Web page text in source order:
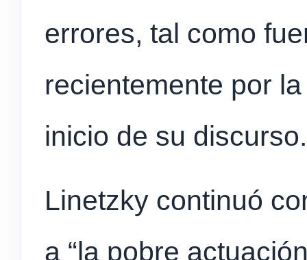
errores, tal como
recientemente por
inicio de su discurso.
Linetzky continuó
a “la pobre